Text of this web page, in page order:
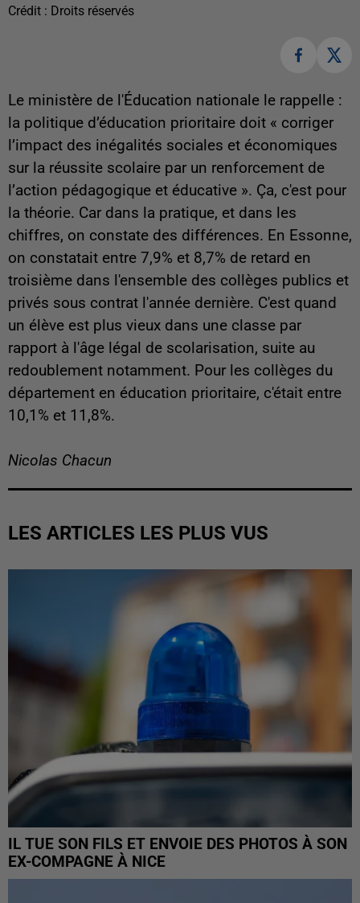
Crédit : Droits réservés
Le ministère de l'Éducation nationale le rappelle :
la politique d’éducation prioritaire doit « corriger
l’impact des inégalités sociales et économiques
sur la réussite scolaire par un renforcement de
l’action pédagogique et éducative ». Ça, c'est pour
la théorie. Car dans la pratique, et dans les
chiffres, on constate des différences. En Essonne,
on constatait entre 7,9% et 8,7% de retard en
troisième dans l'ensemble des collèges publics et
privés sous contrat l'année dernière. C'est quand
un élève est plus vieux dans une classe par
rapport à l'âge légal de scolarisation, suite au
redoublement notamment. Pour les collèges du
département en éducation prioritaire, c'était entre
10,1% et 11,8%.
Nicolas Chacun
LES ARTICLES LES PLUS VUS
IL TUE SON FILS ET ENVOIE DES PHOTOS À SON
EX-COMPAGNE À NICE